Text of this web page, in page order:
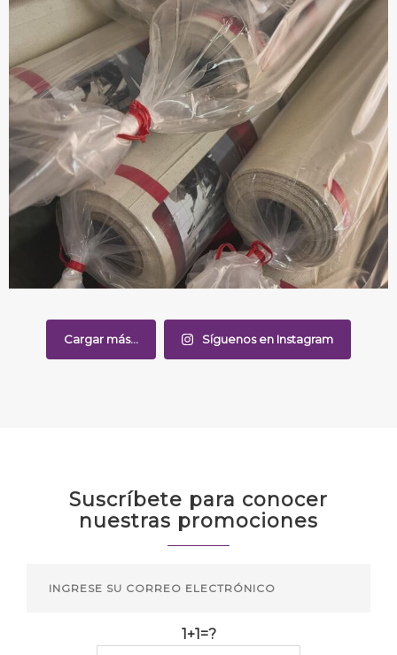
Cargar más... Síguenos en Instagram
Suscríbete para conocer
nuestras promociones
1+1=?